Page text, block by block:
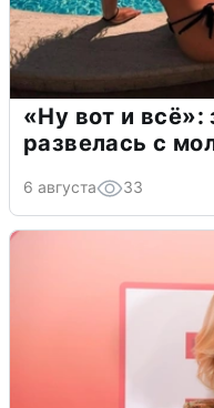
«Ну вот и
развелась с
6 августа 33